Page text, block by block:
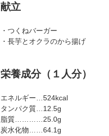
献立
・つくねバーガー
・長芋とオクラのから揚げ
栄養成分（１人分）
エネルギー…524kcal
タンパク質…12.5g
脂質…………25.0g
炭水化物……64.1g